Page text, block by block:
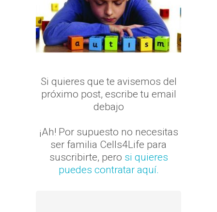
Si quieres que te avisemos del
próximo post, escribe tu email
debajo
¡Ah! Por supuesto no necesitas
ser familia Cells4Life para
suscribirte, pero si quieres
puedes contratar aquí.